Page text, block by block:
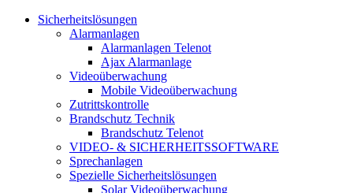
Sicherheitslösungen
Alarmanlagen
Alarmanlagen Telenot
Ajax Alarmanlage
Videoüberwachung
Mobile Videoüberwachung
Zutrittskontrolle
Brandschutz Technik
Brandschutz Telenot
VIDEO- & SICHERHEITSSOFTWARE
Sprechanlagen
Spezielle Sicherheitslösungen
Solar Videoüberwachung